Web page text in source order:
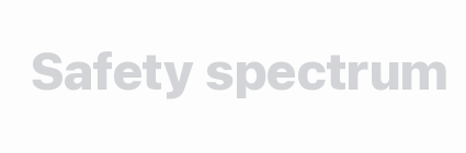
Safety spectrum